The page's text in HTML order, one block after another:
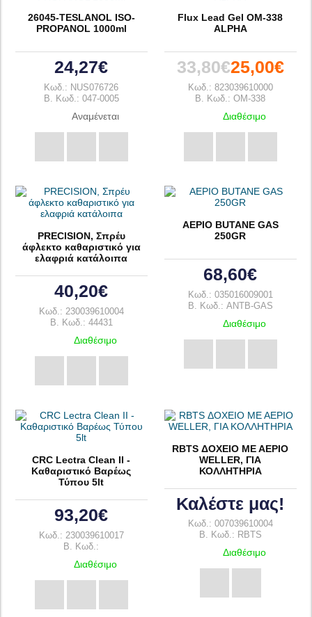
26045-TESLANOL ISO-
PROPANOL 1000ml
24,27€
Κωδ.: NUS076726
B. Κωδ.: 047-0005
Αναμένεται
Flux Lead Gel OM-338
ALPHA
33,80€25,00€
Κωδ.: 823039610000
B. Κωδ.: OM-338
Διαθέσιμο
PRECISION, Σπρέυ
άφλεκτο καθαριστικό για
ελαφριά κατάλοιπα
40,20€
Κωδ.: 230039610004
B. Κωδ.: 44431
Διαθέσιμο
ΑΕΡΙΟ BUTANE GAS
250GR
68,60€
Κωδ.: 035016009001
B. Κωδ.: ANTB-GAS
Διαθέσιμο
CRC Lectra Clean II -
Καθαριστικό Βαρέως
Τύπου 5lt
93,20€
Κωδ.: 230039610017
B. Κωδ.:
Διαθέσιμο
RBTS ΔΟΧΕΙΟ ΜΕ ΑΕΡΙΟ
WELLER, ΓΙΑ
ΚΟΛΛΗΤΗΡΙΑ
Καλέστε μας!
Κωδ.: 007039610004
B. Κωδ.: RBTS
Διαθέσιμο